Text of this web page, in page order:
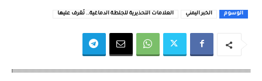
الوسوم الخبر اليمني العلامات التحذيرية للجلطة الدماغية.. تَعَرف عليها